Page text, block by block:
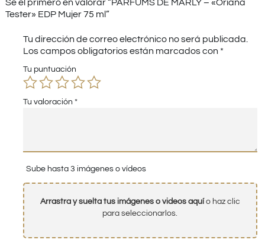
Sé el primero en valorar “PARFUMS DE MARLY – «Oriana
Tester» EDP Mujer 75 ml”
Tu dirección de correo electrónico no será publicada.
Los campos obligatorios están marcados con *
Tu puntuación
Tu valoración *
Sube hasta 3 imágenes o vídeos
Arrastra y suelta tus imágenes o videos aquío haz clic
para seleccionarlos.